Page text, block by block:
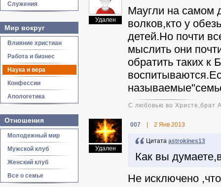
Служения
Мир вокруг
Влияние христиан
Работа и бизнес
Наука и вера
Конфессии
Апологетика
Отношения
Молодежный мир
Мужской клуб
Женский клуб
Все о семье
Удален
Маугли на самом
волков,кто у
детей.Но почти
мыслить они
обратить таких к
С любовью во Христе,брат
Удален
007 2 Янв 2013
Цитата astrokines13
Как вы
Не исключено